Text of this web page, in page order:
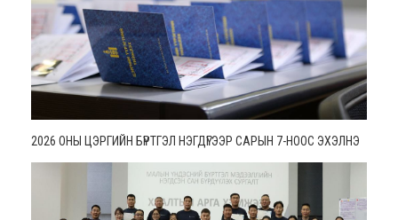
2026 ОНЫ ЦЭРГИЙН БҮРТГЭЛ НЭГДҮГЭЭР САРЫН 7-НООС ЭХЭЛНЭ